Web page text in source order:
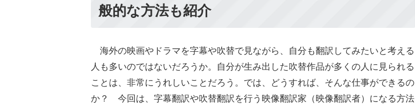
般的な方法も紹介
海外の映画やドラマを字幕や吹替で見ながら、自分も翻訳してみたいと考える
人も多いのではないだろうか。自分が生み出した吹替作品が多くの人に見られる
ことは、非常にうれしいことだろう。では、どうすれば、そんな仕事ができるの
か？ 今回は、字幕翻訳や吹替翻訳を行う映像翻訳家（映像翻訳者）になる方法